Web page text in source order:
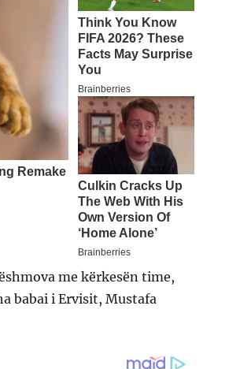
me kërkesën time,
babai i Ervisit, Mustafa